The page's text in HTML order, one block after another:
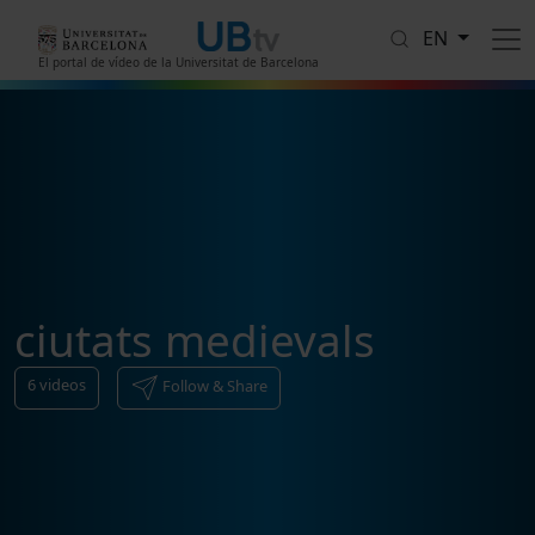
El portal de vídeo de la Universitat de Barcelona
EN
ciutats medievals
6videos Follow & Share